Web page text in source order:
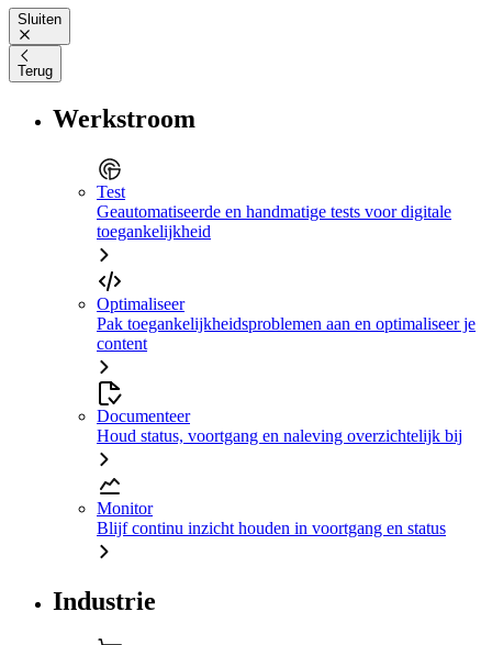
Sluiten
Terug
Werkstroom
Test
Geautomatiseerde en handmatige tests voor digitale
toegankelijkheid
Optimaliseer
Pak toegankelijkheidsproblemen aan en optimaliseer je
content
Documenteer
Houd status, voortgang en naleving overzichtelijk bij
Monitor
Blijf continu inzicht houden in voortgang en status
Industrie